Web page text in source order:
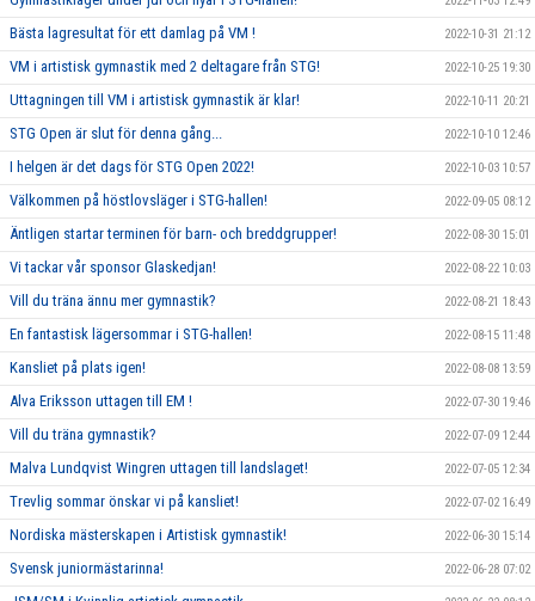
Bästa lagresultat för ett damlag på VM ! 2022-10-31 21:12
VM i artistisk gymnastik med 2 deltagare från STG! 2022-10-25 19:30
Uttagningen till VM i artistisk gymnastik är klar! 2022-10-11 20:21
STG Open är slut för denna gång... 2022-10-10 12:46
I helgen är det dags för STG Open 2022! 2022-10-03 10:57
Välkommen på höstlovsläger i STG-hallen! 2022-09-05 08:12
Äntligen startar terminen för barn- och breddgrupper! 2022-08-30 15:01
Vi tackar vår sponsor Glaskedjan! 2022-08-22 10:03
Vill du träna ännu mer gymnastik? 2022-08-21 18:43
En fantastisk lägersommar i STG-hallen! 2022-08-15 11:48
Kansliet på plats igen! 2022-08-08 13:59
Alva Eriksson uttagen till EM ! 2022-07-30 19:46
Vill du träna gymnastik? 2022-07-09 12:44
Malva Lundqvist Wingren uttagen till landslaget! 2022-07-05 12:34
Trevlig sommar önskar vi på kansliet! 2022-07-02 16:49
Nordiska mästerskapen i Artistisk gymnastik! 2022-06-30 15:14
Svensk juniormästarinna! 2022-06-28 07:02